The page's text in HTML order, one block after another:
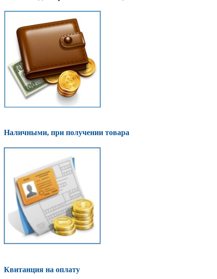
Наличными, при получении товара
Квитанция на оплату